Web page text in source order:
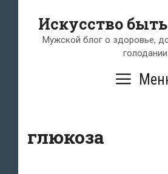
содержимому
Искусство
Мужской блог о здоровье,
голодании
глюкоза